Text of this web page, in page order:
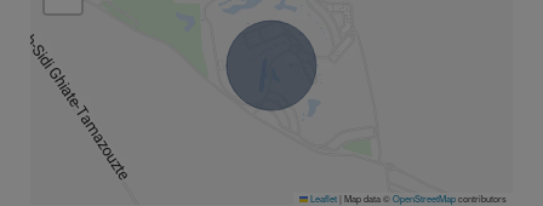
Leaflet| Map data ©OpenStreetMapcontributors